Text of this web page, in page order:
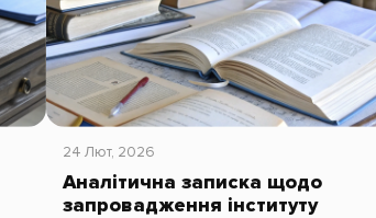
24 Лют, 2026
Аналітична записка щодо
запровадження інституту